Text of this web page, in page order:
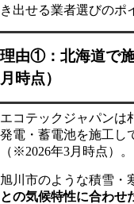
き出せる業者選びのポ
理由①：北海道で
月時点）
エコテックジャパンは
発電・蓄電池を施工し
（※2026年3月時点）。
旭川市のような積雪・
との気候特性に合わせ